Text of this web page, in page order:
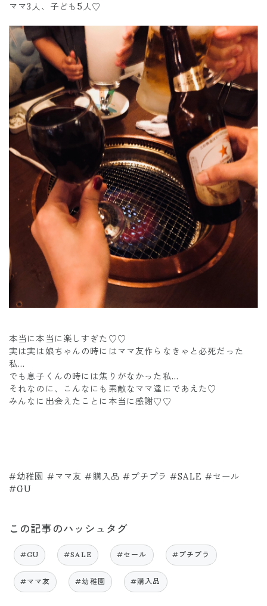
ママ3人、子ども5人♡
本当に本当に楽しすぎた♡♡
実は実は娘ちゃんの時にはママ友作らなきゃと必死だった
私…
でも息子くんの時には焦りがなかった私…
それなのに、こんなにも素敵なママ達にであえた♡
みんなに出会えたことに本当に感謝♡♡
#幼稚園 #ママ友 #購入品 #プチプラ #SALE #セール
#GU
この記事のハッシュタグ
#GU #SALE #セール #プチプラ
#ママ友 #幼稚園 #購入品